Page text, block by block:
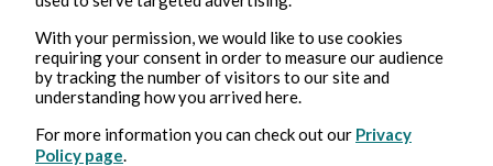
Medioambiente
Bernard Ducosson
With your permission, we would like to use cookies
requiring your consent in order to measure our audience
by tracking the number of visitors to our site and
understanding how you arrived here.
For more information you can check out our Privacy
Policy page